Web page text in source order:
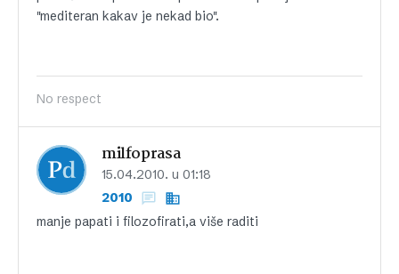
"mediteran kakav je nekad bio".
No respect
milfoprasa
15.04.2010. u 01:18
2010
manje papati i filozofirati,a više raditi